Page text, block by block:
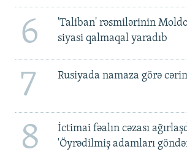
6
'Taliban' rəsmilərinin
siyasi qalmaqal yaradıb
7 Rusiyada namaza görə
8
İctimai fəalın cəzası
'Öyrədilmiş adamları